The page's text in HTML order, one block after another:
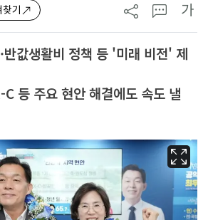
기 가
반값생활비 정책 등 '미래 비전' 제
등 주요 현안 해결에도 속도 낼